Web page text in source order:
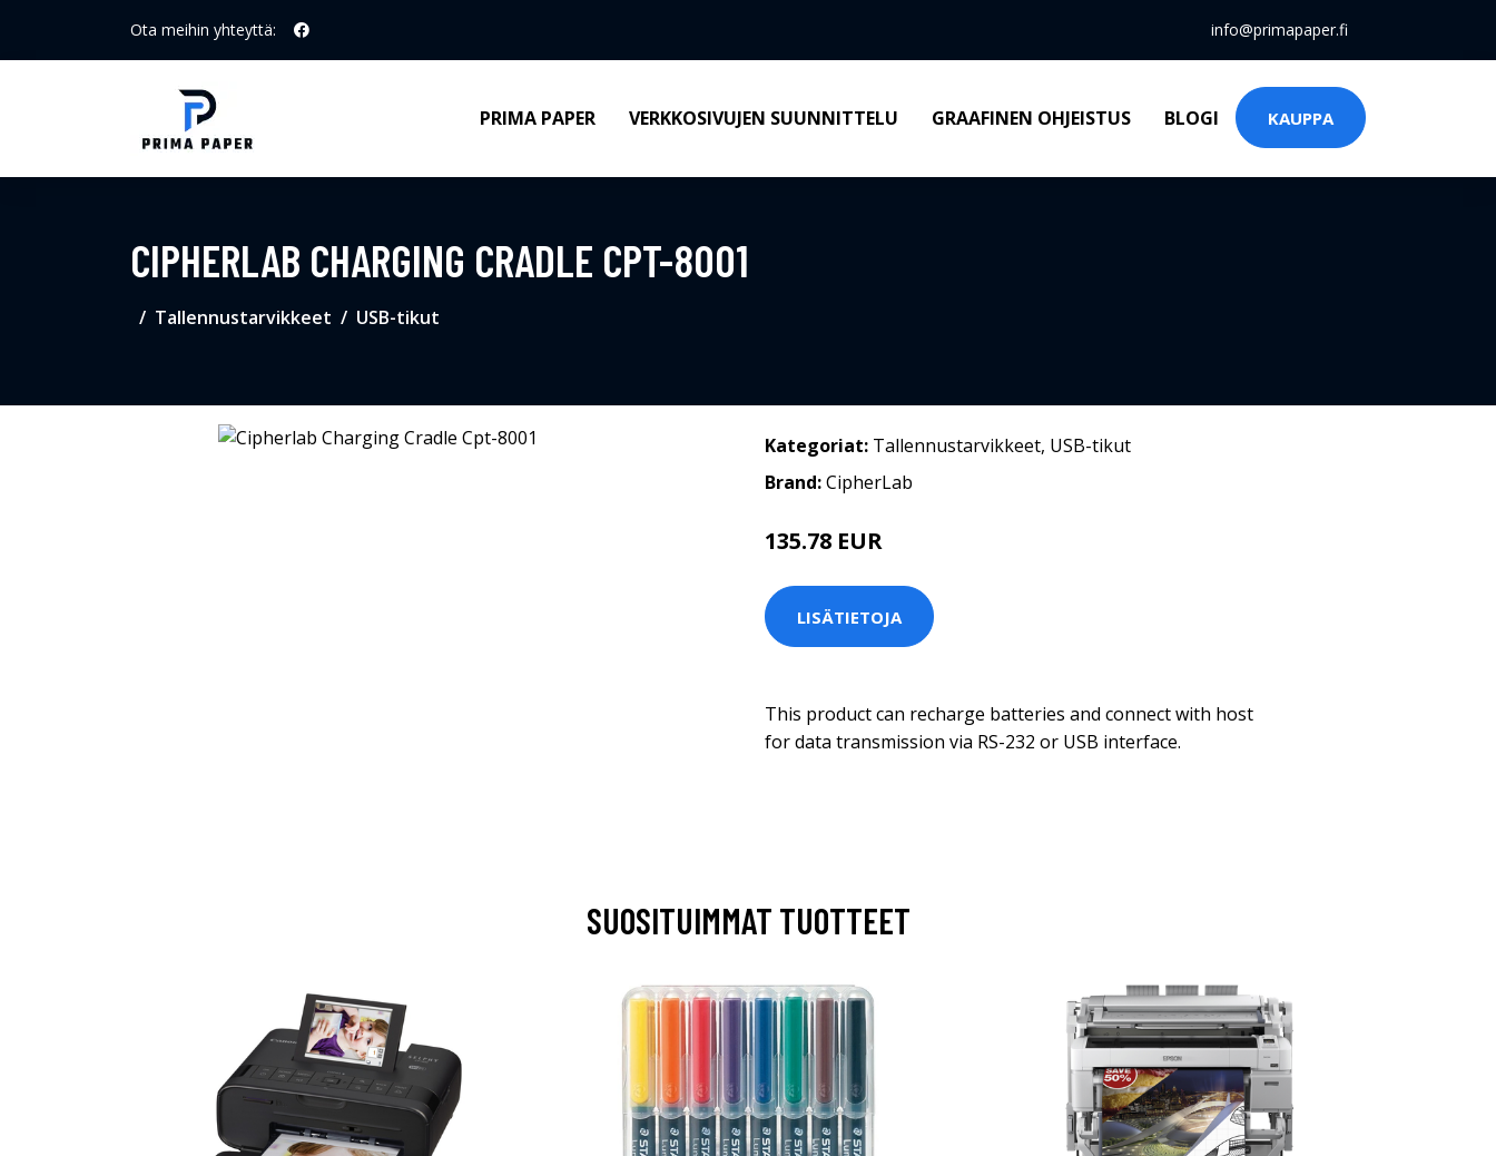
Ota meihin yhteyttä: info@primapaper.fi
PRIMA PAPER VERKKOSIVUJEN SUUNNITTELU GRAAFINEN OHJEISTUS BLOGI KAUPPA
CIPHERLAB CHARGING CRADLE CPT-8001
Tallennustarvikkeet USB-tikut
Kategoriat: Tallennustarvikkeet, USB-tikut
Brand:CipherLab
135.78 EUR
LISÄTIETOJA
This product can recharge batteries and connect with host
for data transmission via RS-232 or USB interface.
SUOSITUIMMAT TUOTTEET